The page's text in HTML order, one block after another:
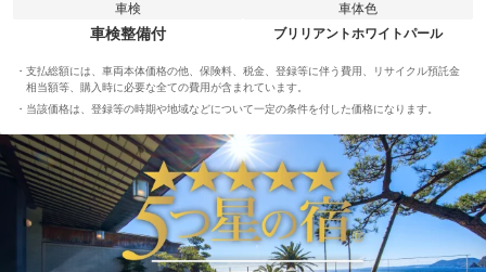
車検
車検整備付
車体色
ブリリアントホワイトパール
支払総額には、車両本体価格の他、保険料、税金、登録等に伴う費用、リサイクル預託金
相当額等、購入時に必要な全ての費用が含まれています。
当該価格は、登録等の時期や地域などについて一定の条件を付した価格になります。